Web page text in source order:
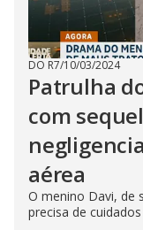
DO R7/10/03/2024
Patrulha
com
aérea
O menino Davi, de
precisa de